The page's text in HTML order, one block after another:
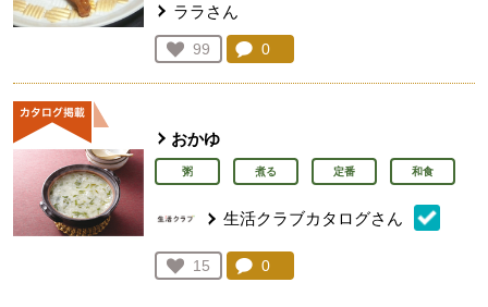
ララさん
お気に入り登録：
99
人が登録
コメント：
0
おかゆ
粥 煮る 定番 和食
生活クラブカタログさん
お気に入り登録：
15
人が登録
コメント：
0